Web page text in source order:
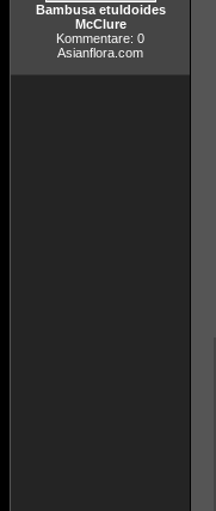
Bambusa etuldoides
McClure
Kommentare: 0
Asianflora.com